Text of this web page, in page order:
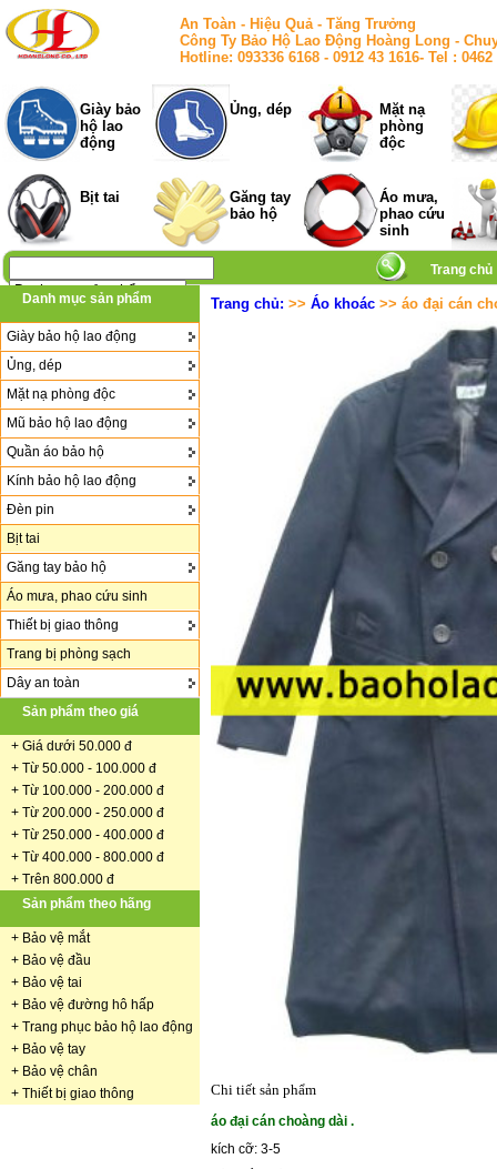
An Toàn - Hiệu Quả - Tăng Trưởng
Công Ty Bảo Hộ Lao Động Hoàng Long -
Hotline: 093336 6168 - 0912 43 1616- Tel :
Giày bảo
hộ lao
động
Ủng, dép
Mặt nạ
phòng
độc
Bịt tai
Găng tay
bảo hộ
Áo mưa,
phao cứu
sinh
Trang chủ
Danh mục sản phẩm
Giày bảo hộ lao động
Ủng, dép
Mặt nạ phòng độc
Mũ bảo hộ lao động
Quần áo bảo hộ
Kính bảo hộ lao động
Đèn pin
Bịt tai
Găng tay bảo hộ
Áo mưa, phao cứu sinh
Thiết bị giao thông
Trang bị phòng sạch
Dây an toàn
Sản phẩm theo giá
+ Giá dưới 50.000 đ
+ Từ 50.000 - 100.000 đ
+ Từ 100.000 - 200.000 đ
+ Từ 200.000 - 250.000 đ
+ Từ 250.000 - 400.000 đ
+ Từ 400.000 - 800.000 đ
+ Trên 800.000 đ
Sản phẩm theo hãng
+ Bảo vệ mắt
+ Bảo vệ đầu
+ Bảo vệ tai
+ Bảo vệ đường hô hấp
+ Trang phục bảo hộ lao động
+ Bảo vệ tay
+ Bảo vệ chân
+ Thiết bị giao thông
Trang chủ: >> Áo khoác >> áo đại cán
Chi tiết sản phẩm
áo đại cán choàng dài .
kích cỡ: 3-5